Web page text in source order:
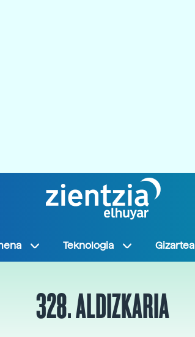
Teknologia Gizartea
328. ALDIZKARIA